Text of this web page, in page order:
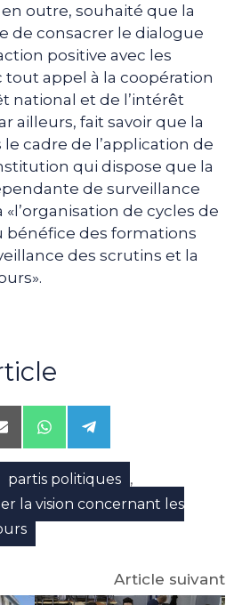
outre, souhaité que la
de consacrer le dialogue
positive avec les
appel à la coopération
national et de l’intérêt
ailleurs, fait savoir que la
cadre de l’application de
qui dispose que la
de surveillance
de cycles de
bénéfice des formations
des scrutins et la
Email
Share
on
WhatsApp
Share
on
Telegram
partis politiques ,
la vision concernant les
Article suivant